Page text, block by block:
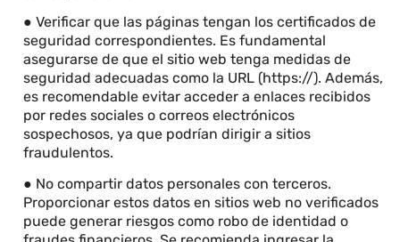
● Verificar que las páginas tengan los certificados de
seguridad correspondientes. Es fundamental
asegurarse de que el sitio web tenga medidas de
seguridad adecuadas como la URL (https://). Además,
es recomendable evitar acceder a enlaces recibidos
por redes sociales o correos electrónicos
sospechosos, ya que podrían dirigir a sitios
fraudulentos.
● No compartir datos personales con terceros.
Proporcionar estos datos en sitios web no verificados
puede generar riesgos como robo de identidad o